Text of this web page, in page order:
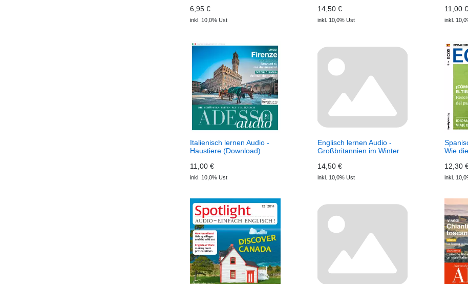
(Download) Elena – Ein
Leben für Pferde
6,95 €
inkl. 10,0% Ust
14,50 €
inkl. 10,0% Ust
écoute
11,00 €
inkl.
Italienisch lernen Audio -
Haustiere (Download)
11,00 €
inkl. 10,0% Ust
Englisch lernen Audio -
Großbritannien im Winter
Audio
14,50 €
inkl. 10,0% Ust
Wie
12,30
inkl.